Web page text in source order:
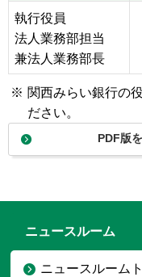
執行役員
法人業務部担当
兼法人業務部長
※ 関西みらい銀行の
ださい。
PDF版
ニュースルーム
ニュースルーム